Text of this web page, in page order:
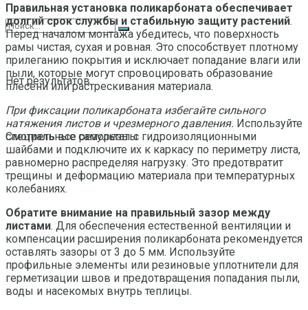
Нет результатов
Смотреть все результаты
Правильная установка поликарбоната обеспечивает
долгий срок службы и стабильную защиту растений.
Перед началом монтажа убедитесь, что поверхность
рамы чистая, сухая и ровная. Это способствует плотному
прилеганию покрытия и исключает попадание влаги или
пыли, которые могут спровоцировать образование
плесени или растрескивания материала.
При фиксации поликарбоната избегайте сильного
натяжения листов и чрезмерного давления. Используйте
специальные саморезы с гидроизоляционными
шайбами и подключите их к каркасу по периметру листа,
равномерно распределяя нагрузку. Это предотвратит
трещины и деформацию материала при температурных
колебаниях.
Обратите внимание на правильный зазор между
листами. Для обеспечения естественной вентиляции и
компенсации расширения поликарбоната рекомендуется
оставлять зазоры от 3 до 5 мм. Используйте
профильные элементы или резиновые уплотнители для
герметизации швов и предотвращения попадания пыли,
воды и насекомых внутрь теплицы.